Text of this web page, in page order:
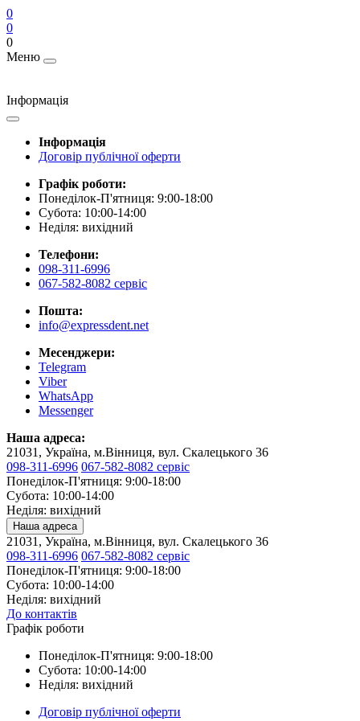
0
0
0
Меню
Інформація
Інформація
Договір публічної оферти
Графік роботи:
Понеділок-П'ятниця: 9:00-18:00
Субота: 10:00-14:00
Неділя: вихідний
Телефони:
098-311-6996
067-582-8082 сервіс
Пошта:
info@expressdent.net
Месенджери:
Telegram
Viber
WhatsApp
Messenger
Наша адреса:
21031, Україна, м.Вінниця, вул. Скалецького 36
098-311-6996 067-582-8082 сервіс
Понеділок-П'ятниця: 9:00-18:00
Субота: 10:00-14:00
Неділя: вихідний
Наша адреса
21031, Україна, м.Вінниця, вул. Скалецького 36
098-311-6996 067-582-8082 сервіс
Понеділок-П'ятниця: 9:00-18:00
Субота: 10:00-14:00
Неділя: вихідний
До контактів
Графік роботи
Понеділок-П'ятниця: 9:00-18:00
Субота: 10:00-14:00
Неділя: вихідний
Договір публічної оферти